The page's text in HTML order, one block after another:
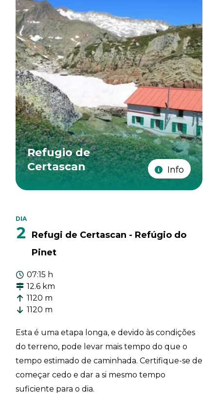
Refugio de
Certascan
Info
DIA
2
Refugi de Certascan - Refúgio do
Pinet
07:15 h
12.6 km
1120 m
1120 m
Esta é uma etapa longa, e devido às condições
do terreno, pode levar mais tempo do que o
tempo estimado de caminhada. Certifique-se de
começar cedo e dar a si mesmo tempo
suficiente para o dia.